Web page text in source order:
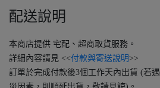
配送說明
本商店提供 宅配、超商取貨服務。
詳細內容請見 <<付款與寄送說明 >>
訂單於完成付款後3個工作天內出貨 (若